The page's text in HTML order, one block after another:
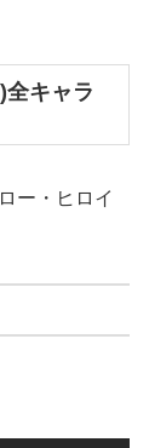
キャラ
ー・ヒロイ